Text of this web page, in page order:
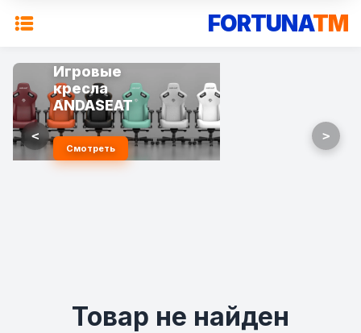
FORTUNATM
Игровые
кресла
ANDASEAT
Смотреть
< >
Товар не найден